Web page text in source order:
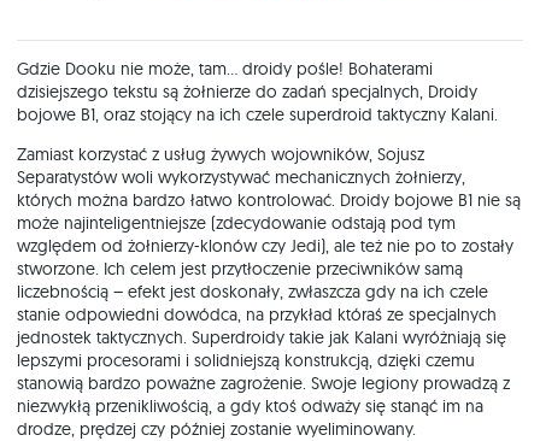
Gdzie Dooku nie może, tam… droidy pośle! Bohaterami
dzisiejszego tekstu są żołnierze do zadań specjalnych, Droidy
bojowe B1, oraz stojący na ich czele superdroid taktyczny Kalani.
Zamiast korzystać z usług żywych wojowników, Sojusz
Separatystów woli wykorzystywać mechanicznych żołnierzy,
których można bardzo łatwo kontrolować. Droidy bojowe B1 nie są
może najinteligentniejsze (zdecydowanie odstają pod tym
względem od żołnierzy-klonów czy Jedi), ale też nie po to zostały
stworzone. Ich celem jest przytłoczenie przeciwników samą
liczebnością – efekt jest doskonały, zwłaszcza gdy na ich czele
stanie odpowiedni dowódca, na przykład któraś ze specjalnych
jednostek taktycznych. Superdroidy takie jak Kalani wyróżniają się
lepszymi procesorami i solidniejszą konstrukcją, dzięki czemu
stanowią bardzo poważne zagrożenie. Swoje legiony prowadzą z
niezwykłą przenikliwością, a gdy ktoś odważy się stanąć im na
drodze, prędzej czy później zostanie wyeliminowany.